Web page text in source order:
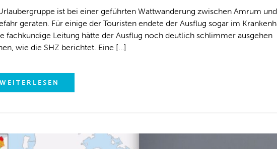
ist bei einer geführten Wattwanderung zwischen Amrum
geraten. Für einige der Touristen endete der Ausflug sogar im
fachkundige Leitung hätte der Ausflug noch deutlich schlimmer ausgehen
wie die SHZ berichtet. Eine […]
WEITERLESEN